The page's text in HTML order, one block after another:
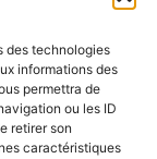
des technologies
informations des
permettra de
ou les ID
retirer son
caractéristiques
adhérents, les